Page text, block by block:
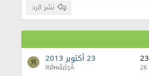
نشر الرد
23
2K
23 أكتوبر 2013
ЯǾᵯẫḭṧşẰ
Я